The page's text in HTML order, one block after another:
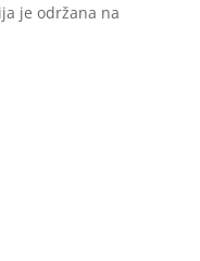
je održana na